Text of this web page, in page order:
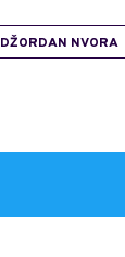
DŽORDAN NVORA